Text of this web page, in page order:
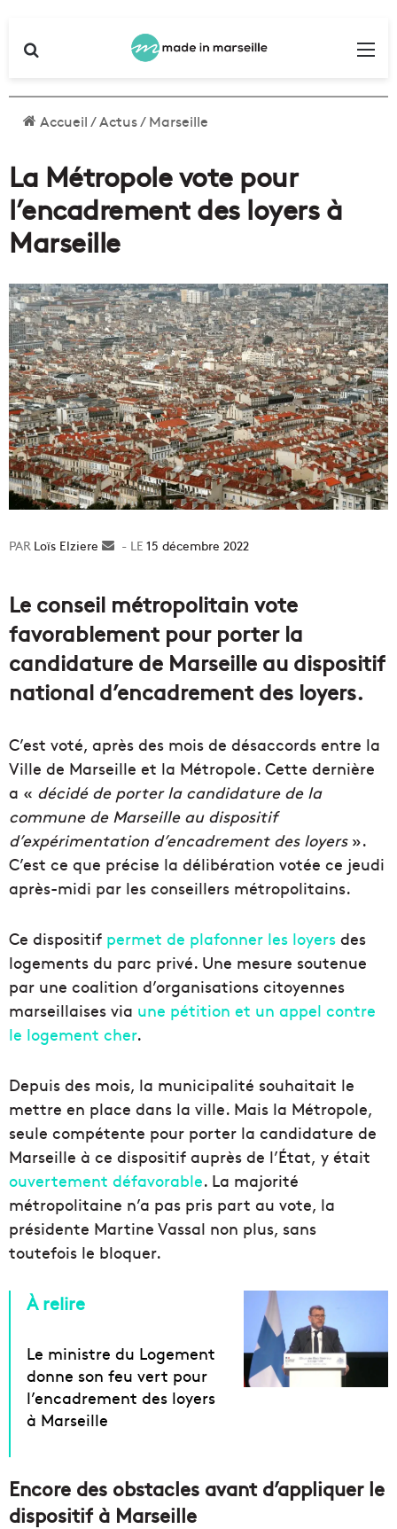
Accueil/Actus/Marseille
La Métropole vote pour
l’encadrement des loyers à
Marseille
Loïs Elziere
Envoyer15 décembre 2022
Le conseil métropolitain vote
favorablement pour porter la
candidature de Marseille au dispositif
national d’encadrement des loyers.
C’est voté, après des mois de désaccords entre la
Ville de Marseille et la Métropole. Cette dernière
a « décidé de porter la candidature de la
commune de Marseille au dispositif
d’expérimentation d’encadrement des loyers».
C’est ce que précise la délibération votée ce jeudi
après-midi par les conseillers métropolitains.
Ce dispositif permet de plafonner les loyers des
logements du parc privé. Une mesure soutenue
par une coalition d’organisations citoyennes
marseillaises via une pétition et un appel contre
le logement cher.
Depuis des mois, la municipalité souhaitait le
mettre en place dans la ville. Mais la Métropole,
seule compétente pour porter la candidature de
Marseille à ce dispositif auprès de l’État, y était
ouvertement défavorable. La majorité
métropolitaine n’a pas pris part au vote, la
présidente Martine Vassal non plus, sans
toutefois le bloquer.
À relire
Le ministre du Logement
donne son feu vert pour
l’encadrement des loyers
à Marseille
Encore des obstacles avant d’appliquer le
dispositif à Marseille